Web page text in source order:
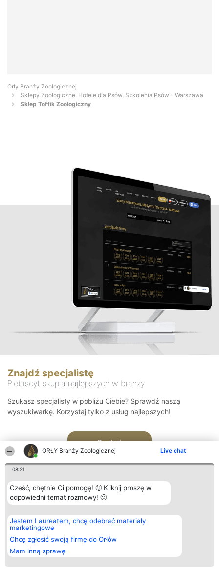
ORŁY Branży Zoologicznej Live chat
08:21
Cześć, chętnie Ci pomogę! 🙂 Kliknij proszę w
odpowiedni temat rozmowy! 🙂
Jestem Laureatem, chcę odebrać materiały
marketingowe
Chcę zgłosić swoją firmę do Orłów
Mam inną sprawę
Orły Branży Zoologicznej
Sklepy Zoologiczne, Hotele dla Psów, Szkolenia Psów - Warszawa
Sklep Toffik Zoologiczny
Znajdź specjalistę
Plebiscyt skupia najlepszych w branży
Szukasz specjalisty w pobliżu Ciebie? Sprawdź naszą
wyszukiwarkę. Korzystaj tylko z usług najlepszych!
Szukaj
Organizator plebiscytu
Bright Side Solutions sp. z o.
o. sp. k.
ul. Ruska 22
Wrocław 50-079
KRS 0000749100 | Regon
381313360 | NIP 8943132676
Plebiscyt
Laureaci
wszystkich
Laureatów
Regulamin
Kontakt
Kontakt